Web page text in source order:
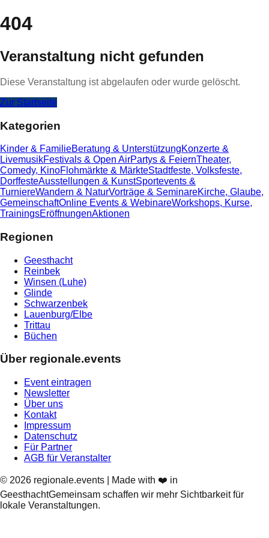
404
Veranstaltung nicht gefunden
Diese Veranstaltung ist abgelaufen oder wurde gelöscht.
Zur Startseite
Kategorien
Kinder & FamilieBeratung & UnterstützungKonzerte &
LivemusikFestivals & Open AirPartys & FeiernTheater,
Comedy, KinoFlohmärkte & MärkteStadtfeste, Volksfeste,
DorffesteAusstellungen & KunstSportevents &
TurniereWandern & NaturVorträge & SeminareKirche, Glaube,
GemeinschaftOnline Events & WebinareWorkshops, Kurse,
TrainingsEröffnungenAktionen
Regionen
Geesthacht
Reinbek
Winsen (Luhe)
Glinde
Schwarzenbek
Lauenburg/Elbe
Trittau
Büchen
Über regionale.events
Event eintragen
Newsletter
Über uns
Kontakt
Impressum
Datenschutz
Für Partner
AGB für Veranstalter
© 2026 regionale.events | Made with ❤️ in
GeesthachtGemeinsam schaffen wir mehr Sichtbarkeit für
lokale Veranstaltungen.